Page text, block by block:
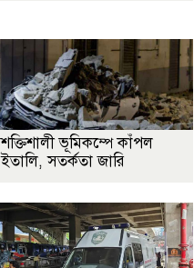
শক্তিশালী ভূমিকম্পে কাঁপল
ইতালি, সতর্কতা জারি